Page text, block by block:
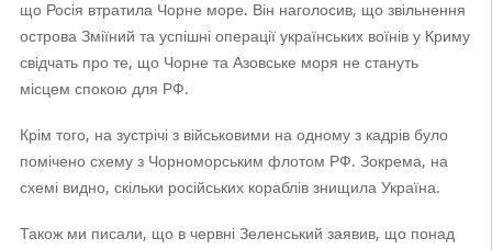
що Росія втратила Чорне море. Він наголосив, що звільнення
острова Зміїний та успішні операції українських воїнів у Криму
свідчать про те, що Чорне та Азовське моря не стануть
місцем спокою для РФ.
Крім того, на зустрічі з військовими на одному з кадрів було
помічено схему з Чорноморським флотом РФ. Зокрема, на
схемі видно, скільки російських кораблів знищила Україна.
Також ми писали, що в червні Зеленський заявив, що понад